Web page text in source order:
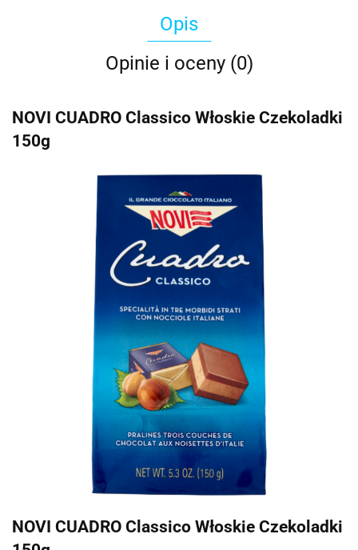
Opis
Opinie i oceny (0)
NOVI CUADRO Classico Włoskie Czekoladki
150g
NOVI CUADRO Classico Włoskie Czekoladki